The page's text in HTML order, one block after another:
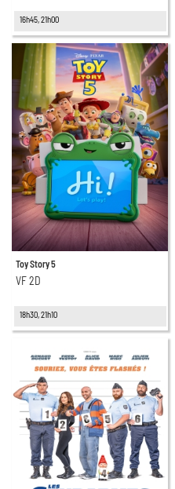
16h45, 21h00
Toy Story 5
VF 2D
18h30, 21h10